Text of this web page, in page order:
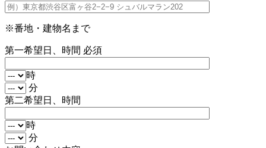
※番地・建物名まで
第一希望日、時間 必須
時
分
第二希望日、時間
時
分